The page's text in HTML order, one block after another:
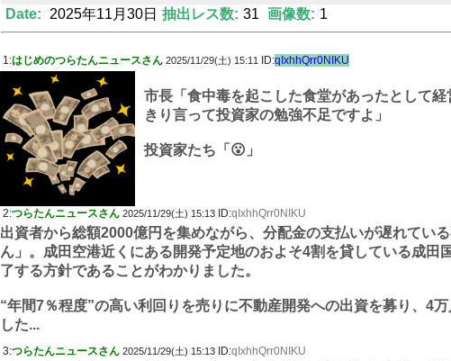
Date: 2025年11月30日 抽出レス数: 31 画像数: 1
1:はじめのつらたんニュースさん 2025/11/29(土) 15:11 ID:qIxhhQrr0NIKU
市長「食中毒を起こした食堂があったとして
きり言って投資家の勉強不足ですよ」
投資家たち「😮」
2:つらたんニュースさん 2025/11/29(土) 15:13 ID:qIxhhQrr0NIKU
出資者から総額2000億円を集めながら、分配金の支払いが遅れてい
ん」。成田空港近くにある開発予定地のおよそ4割を貸している成田
了する方針であることがわかりました。
“年間7％程度”の高い利回りを売りに不動産開発への出資を募り、4
した...
3:つらたんニュースさん 2025/11/29(土) 15:13 ID:qIxhhQrr0NIKU